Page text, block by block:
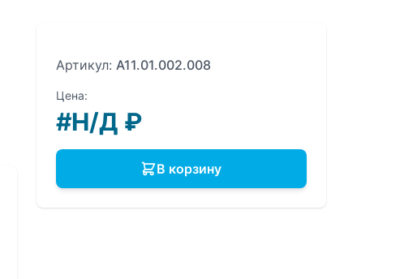
Артикул: A11.01.002.008
Цена:
#Н/Д ₽
В корзину